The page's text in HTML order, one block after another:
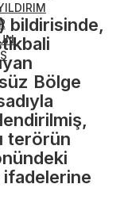
bildirisinde,
Bölge
terörün
ifadelerine